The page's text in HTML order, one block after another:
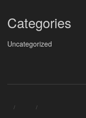
Categories
Uncategorized